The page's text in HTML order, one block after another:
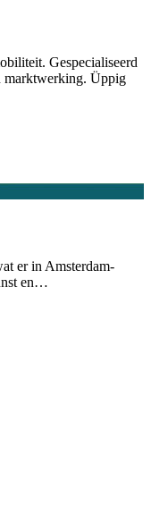
Gespecialiseerd
marktwerking. Üppig
er in Amsterdam-
en…